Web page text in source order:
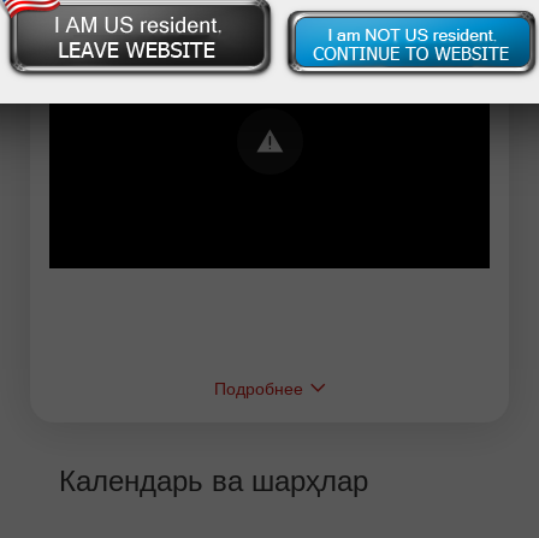
Error loading YouTube: Video could not be
played
Подробнее
Календарь ва шарҳлар